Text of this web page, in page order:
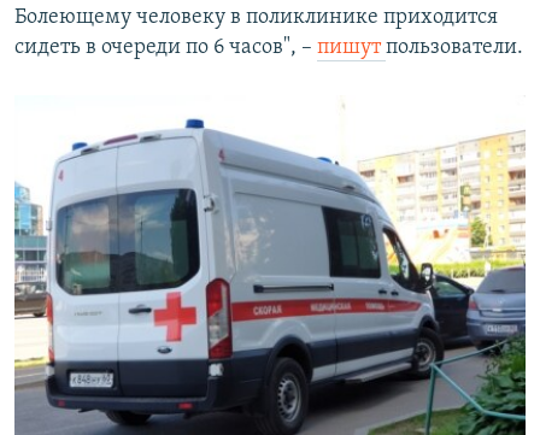
Болеющему человеку в поликлинике приходится
сидеть в очереди по 6 часов", – пишутпользователи.